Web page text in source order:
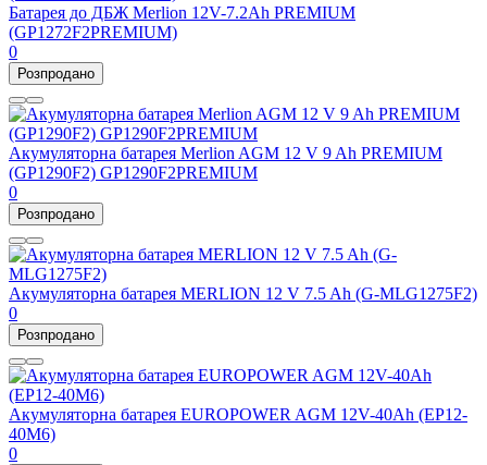
Батарея до ДБЖ Merlion 12V-7.2Ah PREMIUM
(GP1272F2PREMIUM)
0
Розпродано
Акумуляторна батарея Merlion AGM 12 V 9 Ah PREMIUM
(GP1290F2) GP1290F2PREMIUM
0
Розпродано
Акумуляторна батарея MERLION 12 V 7.5 Ah (G-MLG1275F2)
0
Розпродано
Акумуляторна батарея EUROPOWER AGM 12V-40Ah (EP12-
40M6)
0